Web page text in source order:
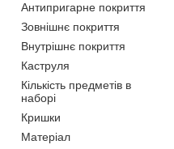
Антипригарне покриття
Зовнішнє покриття
Внутрішнє покриття
Каструля
Кількість предметів в
наборі
Кришки
Матеріал